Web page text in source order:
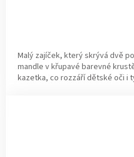
Malý zajíček, který skrývá dvě
mandle v křupavé barevné
kazetka, co rozzáří dětské oči i